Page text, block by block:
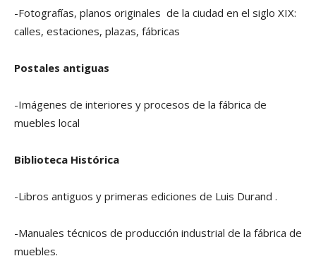
-Fotografías, planos originales de la ciudad en el siglo XIX:
calles, estaciones, plazas, fábricas
Postales antiguas
-Imágenes de interiores y procesos de la fábrica de
muebles local
Biblioteca Histórica
-Libros antiguos y primeras ediciones de Luis Durand .
-Manuales técnicos de producción industrial de la fábrica de
muebles.